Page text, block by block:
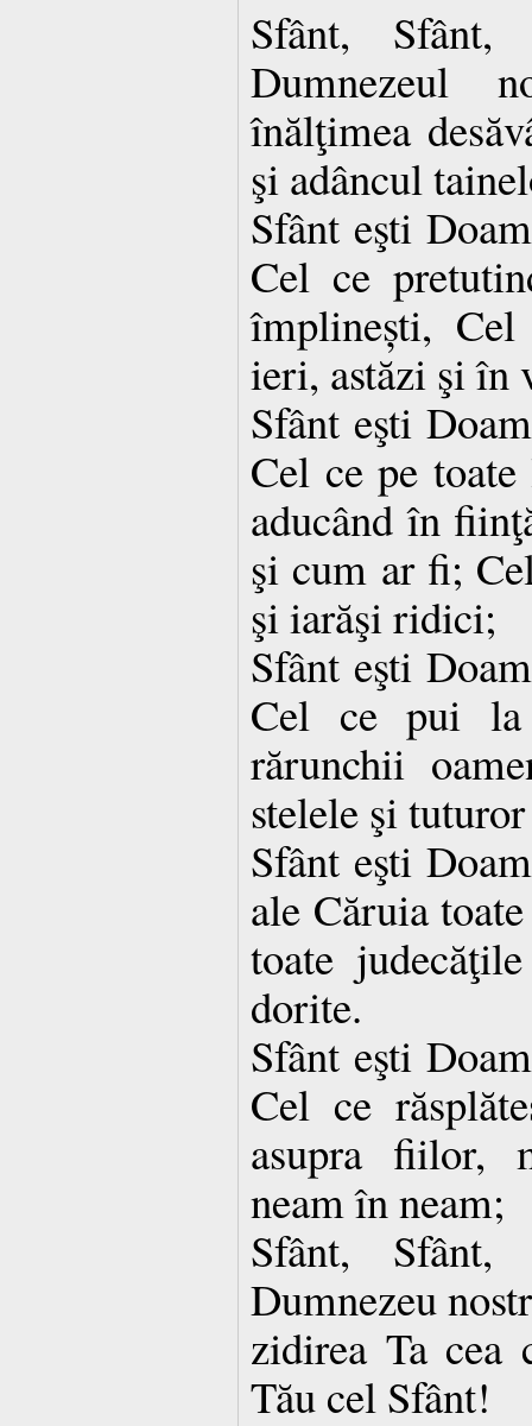
Sfânt, Sfânt,
Dumnezeul
înălţimea
şi adâncul
Sfânt eşti
Cel ce
împlinești,
ieri, astăzi şi în
Sfânt eşti
Cel ce pe
aducând în
şi cum ar fi;
şi iarăşi ridici;
Sfânt eşti
Cel ce pui la
rărunchii
stelele şi
Sfânt eşti
ale Căruia
toate
dorite.
Sfânt eşti
Cel ce
asupra fiilor,
neam în neam;
Sfânt, Sfânt,
Dumnezeu
zidirea Ta cea
Tău cel Sfânt!